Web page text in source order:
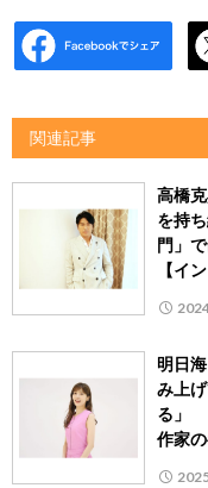
関連記事
高橋
を持
門」
【イ
明日
み上
る」
作家